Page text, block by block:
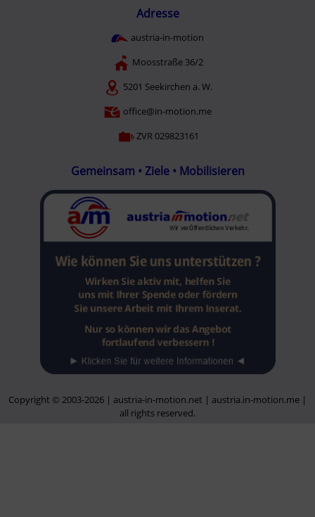
Adresse
austria-in-motion
Moosstraße 36/2
5201 Seekirchen a. W.
office@in-motion.me
ZVR 029823161
Gemeinsam • Ziele • Mobilisieren
Copyright © 2003-2026 | austria-in-motion.net | austria.in-motion.me |
all rights reserved.